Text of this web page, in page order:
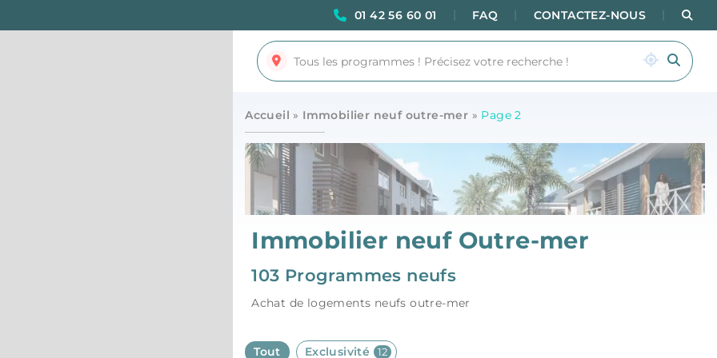
01 42 56 60 01 FAQ CONTACTEZ-NOUS
Accueil » Immobilier neuf outre-mer » Page 2
Immobilier neuf Outre-mer
103 Programmes neufs
Achat de logements neufs outre-mer
Tout Exclusivité 12